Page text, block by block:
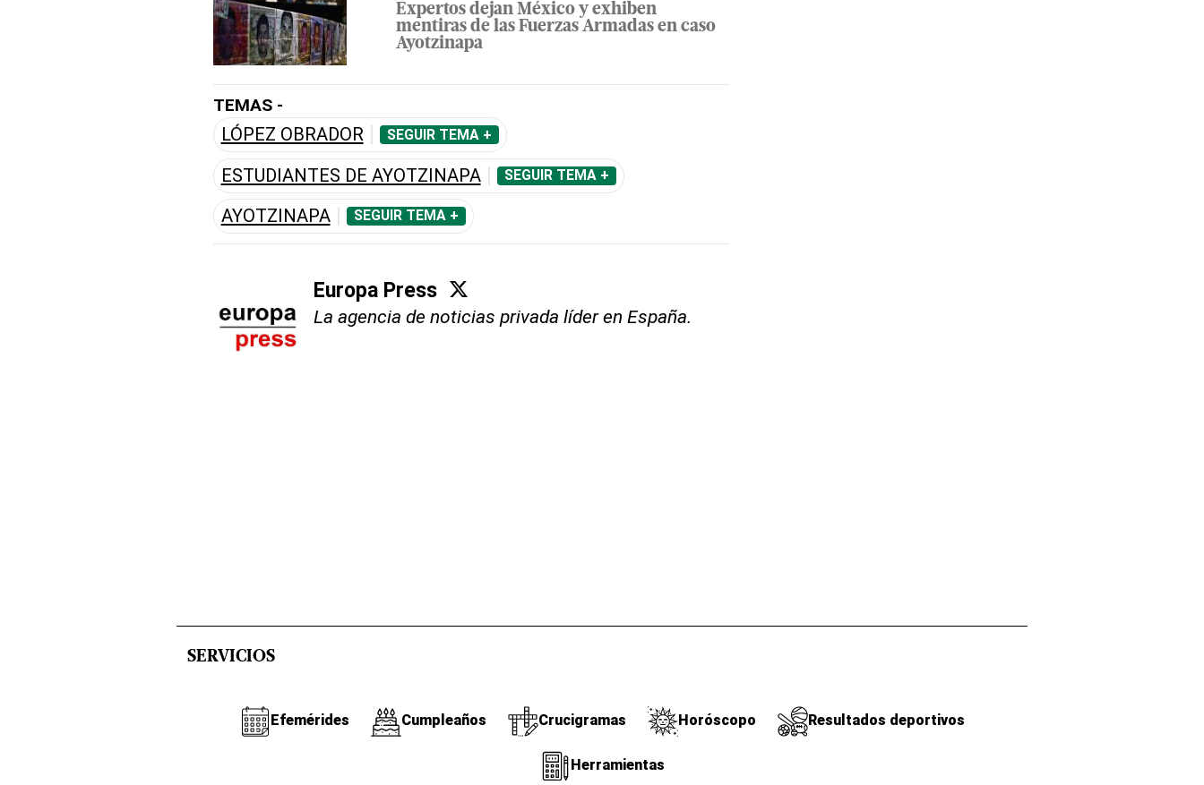
Expertos dejan México y exhiben
mentiras de las Fuerzas Armadas en caso
Ayotzinapa
TEMAS -
LÓPEZ OBRADOR SEGUIR TEMA +
ESTUDIANTES DE AYOTZINAPA SEGUIR TEMA +
AYOTZINAPA SEGUIR TEMA +
Europa Press
La agencia de noticias privada líder en España.
SERVICIOS
Efemérides Cumpleaños Crucigramas Horóscopo Resultados deportivos
Herramientas